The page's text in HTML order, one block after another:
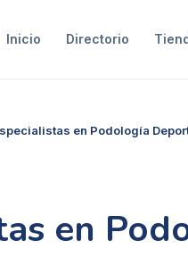
Inicio Directorio
en Podología
en